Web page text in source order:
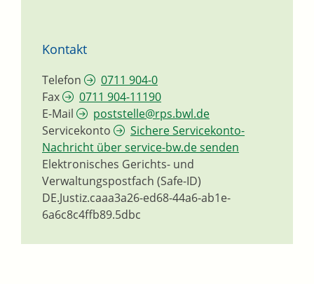
Kontakt
Telefon
0711 904-0
Fax
0711 904-11190
E-Mail
poststelle@rps.bwl.de
Servicekonto
Sichere Servicekonto-
Nachricht über service-bw.de senden
Elektronisches Gerichts- und
Verwaltungspostfach (Safe-ID)
DE.Justiz.caaa3a26-ed68-44a6-ab1e-
6a6c8c4ffb89.5dbc